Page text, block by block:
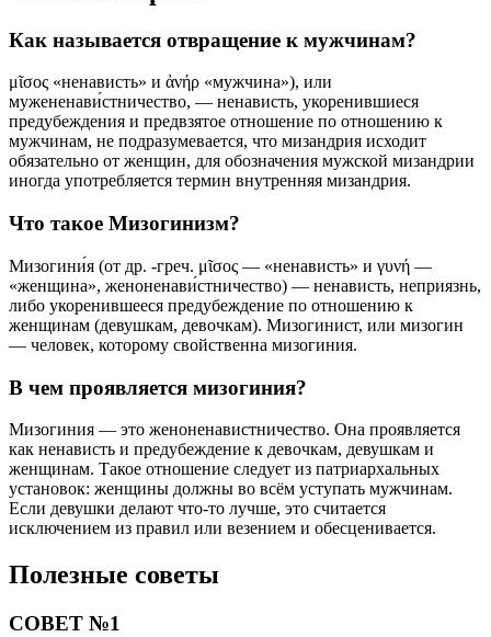
Как называется отвращение к мужчинам?
μῖσος «ненависть» и ἀνήρ «мужчина»), или
мужененави́стничество, — ненависть, укоренившиеся
предубеждения и предвзятое отношение по отношению к
мужчинам, не подразумевается, что мизандрия исходит
обязательно от женщин, для обозначения мужской мизандрии
иногда употребляется термин внутренняя мизандрия.
Что такое Мизогинизм?
Мизогини́я (от др. -греч. μῖσος — «ненависть» и γυνή —
«женщина», женоненави́стничество) — ненависть, неприязнь,
либо укоренившееся предубеждение по отношению к
женщинам (девушкам, девочкам). Мизогинист, или мизогин
— человек, которому свойственна мизогиния.
В чем проявляется мизогиния?
Мизогиния — это женоненавистничество. Она проявляется
как ненависть и предубеждение к девочкам, девушкам и
женщинам. Такое отношение следует из патриархальных
установок: женщины должны во всём уступать мужчинам.
Если девушки делают что-то лучше, это считается
исключением из правил или везением и обесценивается.
Полезные советы
СОВЕТ №1